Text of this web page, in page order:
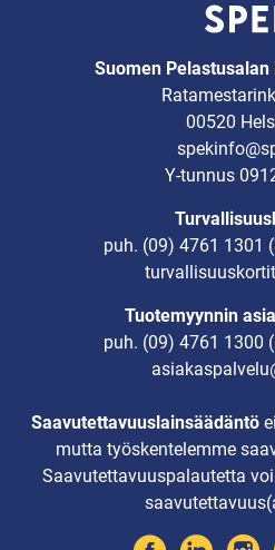
Suomen
00520
Y-tunnus
puh. (09) 4761 1301
Tuotemyynnin
puh. (09) 4761 1300
Saavutettavuuslainsäädäntö
mutta työskentelemme
Saavutettavuuspalautetta